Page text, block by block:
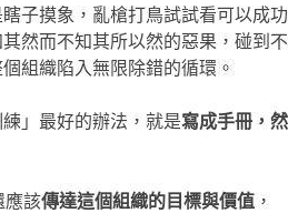
瞎子摸象，亂槍打鳥試試看可以成功
然而不知其所以然的惡果，碰到不
組織陷入無限除錯的循環。
」最好的辦法，就是寫成手冊，然
應該傳達這個組織的目標與價值 ，